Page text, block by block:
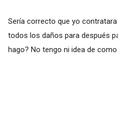
Sería correcto que yo
todos los daños para después
hago? No tengo ni idea de